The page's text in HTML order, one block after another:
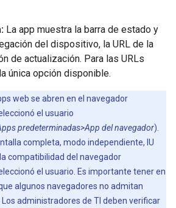
La app muestra la barra de estado y
del dispositivo, la URL de la
de actualización. Para las URLs
única opción disponible.
web se abren en el navegador
el usuario
predeterminadas>App del navegador).
completa, modo independiente, IU
compatibilidad del navegador
el usuario. Es importante tener en
algunos navegadores no admitan
administradores de TI deben verificar